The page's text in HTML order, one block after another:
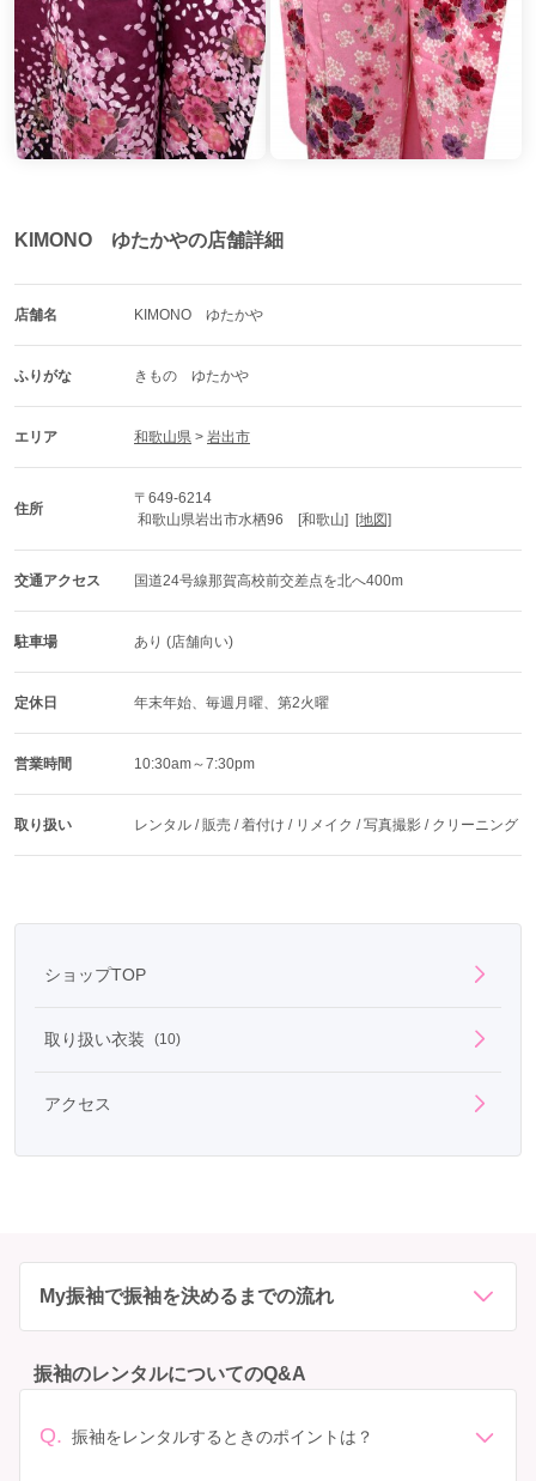
KIMONO ゆたかやの店舗詳細
店舗名 KIMONO　ゆたかや
ふりがな きもの　ゆたかや
エリア 和歌山県 > 岩出市
住所
〒649-6214
和歌山県岩出市水栖96　[和歌山] [地図]
交通アクセス 国道24号線那賀高校前交差点を北へ400m
駐車場 あり (店舗向い)
定休日 年末年始、毎週月曜、第2火曜
営業時間 10:30am～7:30pm
取り扱い レンタル / 販売 / 着付け / リメイク / 写真撮影 / クリーニング
ショップTOP
取り扱い衣装 (10)
アクセス
My振袖で振袖を決めるまでの流れ
振袖のレンタルについてのQ&A
Q. 振袖をレンタルするときのポイントは？